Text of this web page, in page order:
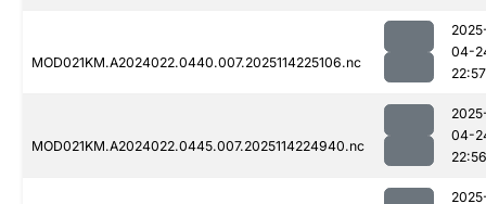
MOD021KM.A2024022.0440.007.2025114225106.nc
04-
22:57
MOD021KM.A2024022.0445.007.2025114224940.nc
04-
22:56